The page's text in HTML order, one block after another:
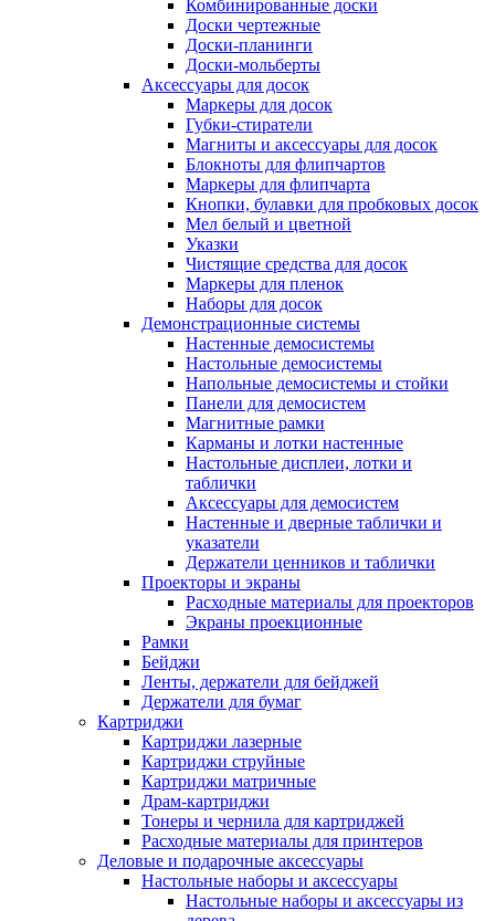
Комбинированные доски
Доски чертежные
Доски-планинги
Доски-мольберты
Аксессуары для досок
Маркеры для досок
Губки-стиратели
Магниты и аксессуары для досок
Блокноты для флипчартов
Маркеры для флипчарта
Кнопки, булавки для пробковых досок
Мел белый и цветной
Указки
Чистящие средства для досок
Маркеры для пленок
Наборы для досок
Демонстрационные системы
Настенные демосистемы
Настольные демосистемы
Напольные демосистемы и стойки
Панели для демосистем
Магнитные рамки
Карманы и лотки настенные
Настольные дисплеи, лотки и
таблички
Аксессуары для демосистем
Настенные и дверные таблички и
указатели
Держатели ценников и таблички
Проекторы и экраны
Расходные материалы для проекторов
Экраны проекционные
Рамки
Бейджи
Ленты, держатели для бейджей
Держатели для бумаг
Картриджи
Картриджи лазерные
Картриджи струйные
Картриджи матричные
Драм-картриджи
Тонеры и чернила для картриджей
Расходные материалы для принтеров
Деловые и подарочные аксессуары
Настольные наборы и аксессуары
Настольные наборы и аксессуары из